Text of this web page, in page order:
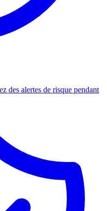
des alertes de risque pendant